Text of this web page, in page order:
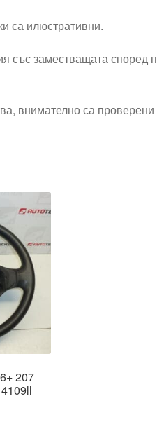
са илюстративни.
със заместващата според
внимателно са проверени
207